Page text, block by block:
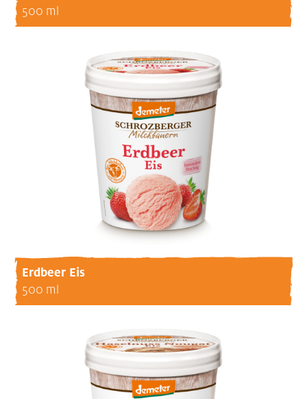
500 ml
Erdbeer Eis
500 ml